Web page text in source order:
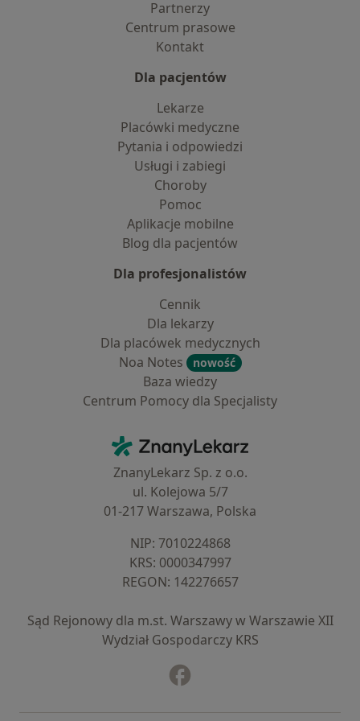
Partnerzy
Centrum prasowe
Kontakt
Dla pacjentów
Lekarze
Placówki medyczne
Pytania i odpowiedzi
Usługi i zabiegi
Choroby
Pomoc
Aplikacje mobilne
Blog dla pacjentów
Dla profesjonalistów
Cennik
Dla lekarzy
Dla placówek medycznych
Noa Notes
nowość
Baza wiedzy
Centrum Pomocy dla Specjalisty
ZnanyLekarz - Strona główna
ZnanyLekarz Sp. z o.o.
ul. Kolejowa 5/7
01-217 Warszawa, Polska
NIP: ⁠7010224868
KRS: ⁠0000347997
REGON: ⁠142276657
Sąd Rejonowy dla m.st. Warszawy w Warszawie XII
Wydział Gospodarczy KRS